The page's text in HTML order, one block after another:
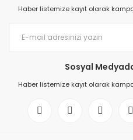
Haber listemize kayıt olarak
Sosyal
Haber listemize kayıt olarak